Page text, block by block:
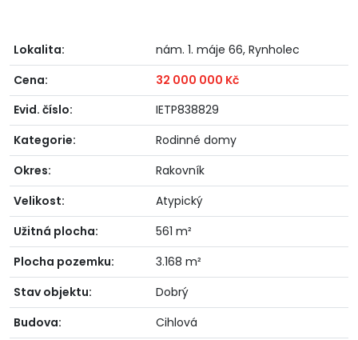
Lokalita:
nám. 1. máje 66, Rynholec
Cena:
32 000 000 Kč
Evid. číslo:
IETP838829
Kategorie:
Rodinné domy
Okres:
Rakovník
Velikost:
Atypický
Užitná plocha:
561 m²
Plocha pozemku:
3.168 m²
Stav objektu:
Dobrý
Budova:
Cihlová